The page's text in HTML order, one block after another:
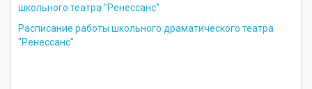
школьного театра "Ренессанс"
Расписание работы школьного драматического театра
"Ренессанс"